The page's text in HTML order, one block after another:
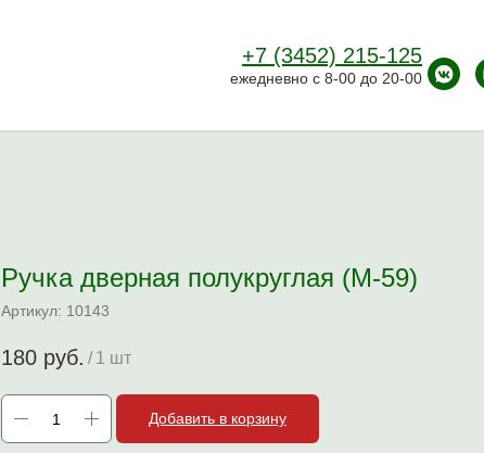
+7 (3452) 215-125
ежедневно с 8-00 до 20-00
Ручка дверная полукруглая (М-59)
Артикул: 10143
180 руб. / 1 шт
Добавить в корзину